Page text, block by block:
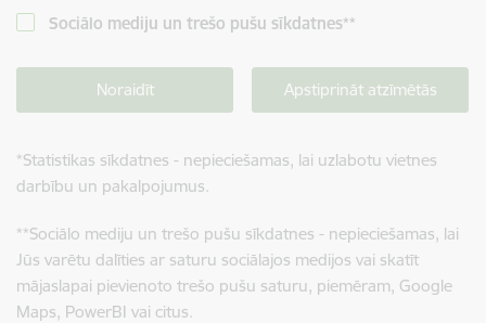
Sociālo mediju un trešo pušu sīkdatnes**
Noraidīt Apstiprināt atzīmētās
*Statistikas sīkdatnes - nepieciešamas, lai uzlabotu vietnes
darbību un pakalpojumus.
**Sociālo mediju un trešo pušu sīkdatnes - nepieciešamas, lai
Jūs varētu dalīties ar saturu sociālajos medijos vai skatīt
mājaslapai pievienoto trešo pušu saturu, piemēram, Google
Maps, PowerBI vai citus.